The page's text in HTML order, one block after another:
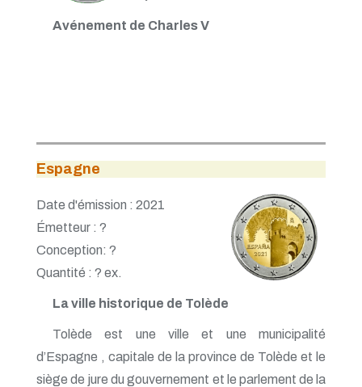
Avénement de Charles V
Espagne
Date d'émission : 2021
Émetteur : ?
Conception: ?
Quantité : ? ex.
La ville historique de Tolède
Tolède est une ville et une municipalité
d’Espagne , capitale de la province de Tolède et le
siège de jure du gouvernement et le parlement de la